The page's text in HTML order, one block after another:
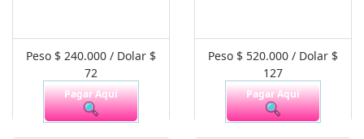
Peso $ 240.000 / Dolar $
72
Pagar Aquí
Peso $ 520.000 / Dolar $
127
Pagar Aquí